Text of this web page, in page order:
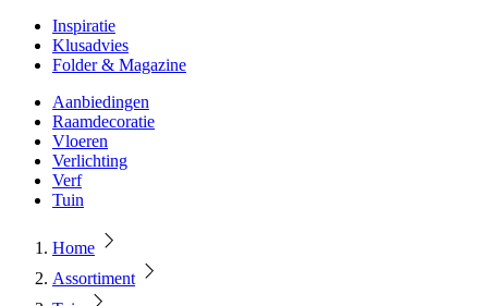
Inspiratie
Klusadvies
Folder & Magazine
Aanbiedingen
Raamdecoratie
Vloeren
Verlichting
Verf
Tuin
Home
Assortiment